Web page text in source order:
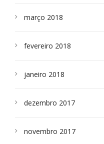
março 2018
fevereiro 2018
janeiro 2018
dezembro 2017
novembro 2017